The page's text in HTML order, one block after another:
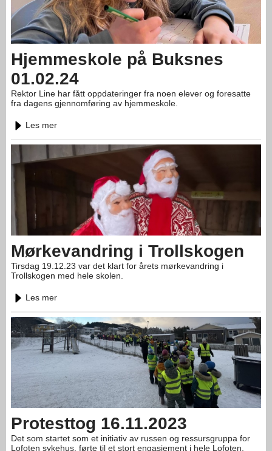
Hjemmeskole på Buksnes
01.02.24
Rektor Line har fått oppdateringer fra noen elever og foresatte
fra dagens gjennomføring av hjemmeskole.
Les mer
Mørkevandring i Trollskogen
Tirsdag 19.12.23 var det klart for årets mørkevandring i
Trollskogen med hele skolen.
Les mer
Protesttog 16.11.2023
Det som startet som et initiativ av russen og ressursgruppa for
Lofoten sykehus, førte til et stort engasjement i hele Lofoten.